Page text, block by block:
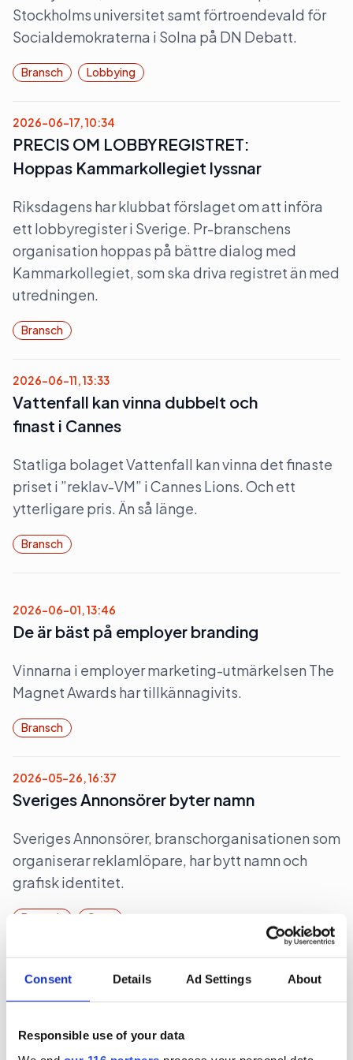
Consent Details Ad Settings About
Responsible use of your data
Stockholms universitet samt förtroendevald för
Socialdemokraterna i Solna på DN Debatt.
Bransch Lobbying
2026-06-17, 10:34
PRECIS OM LOBBYREGISTRET:
Hoppas Kammarkollegiet lyssnar
Riksdagens har klubbat förslaget om att införa
ett lobbyregister i Sverige. Pr-branschens
organisation hoppas på bättre dialog med
Kammarkollegiet, som ska driva registret än med
utredningen.
Bransch
2026-06-11, 13:33
Vattenfall kan vinna dubbelt och
finast i Cannes
Statliga bolaget Vattenfall kan vinna det finaste
priset i ”reklav-VM” i Cannes Lions. Och ett
ytterligare pris. Än så länge.
Bransch
2026-06-01, 13:46
De är bäst på employer branding
Vinnarna i employer marketing-utmärkelsen The
Magnet Awards har tillkännagivits.
Bransch
2026-05-26, 16:37
Sveriges Annonsörer byter namn
Sveriges Annonsörer, branschorganisationen som
organiserar reklamlöpare, har bytt namn och
grafisk identitet.
Bransch Case
Här är de svenska vinnarna i Sabre
Två av tolv byråer utnämnda till årets byrå i